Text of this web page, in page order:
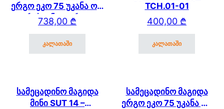
ერგო ეკო 75 უკანა ორ
იარუსიანი თაროთი
738,00 ₾
კალათაში
TCH.01-01
400,00 ₾
კალათაში
სამეცადინო მაგიდა
მინი SUT 14 –
სამეცადინო მაგიდა
ერგო ეკო 75 უკანა და